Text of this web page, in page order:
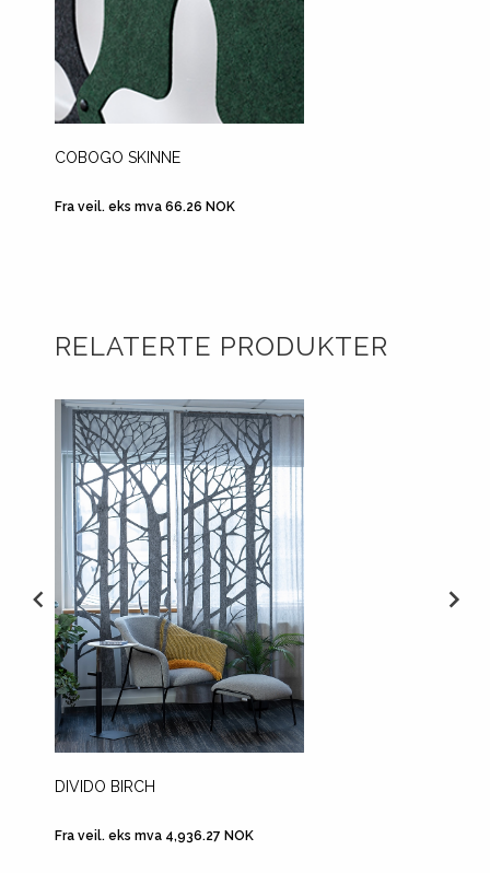
COBOGO SKINNE
Fra veil. eks mva 66.26 NOK
RELATERTE PRODUKTER
DIVIDO BIRCH
Fra veil. eks mva 4,936.27 NOK